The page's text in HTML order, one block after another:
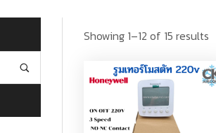
Showing 1–12 of 15 results